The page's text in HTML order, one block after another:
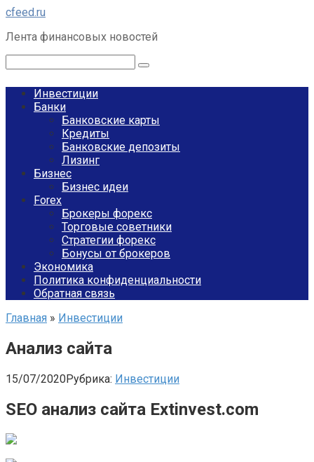
Перейти
контенту
cfeed.ru
Лента финансовых новостей
Инвестиции
Банки
Банковские карты
Кредиты
Банковские депозиты
Лизинг
Бизнес
Бизнес идеи
Forex
Брокеры форекс
Торговые советники
Стратегии форекс
Бонусы от брокеров
Экономика
Политика конфиденциальности
Обратная связь
Главная » Инвестиции
Анализ сайта
15/07/2020Рубрика: Инвестиции
SEO анализ сайта Extinvest.com